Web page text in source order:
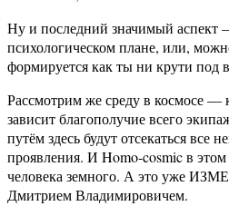
Ну и последний значимый аспект
психологическом плане, или,
формируется как ты ни крути
Рассмотрим же среду в космосе —
зависит благополучие всего
путём здесь будут отсекаться все
проявления. И Homo-cosmic в этом
человека земного. А это уже
Дмитрием Владимировичем.